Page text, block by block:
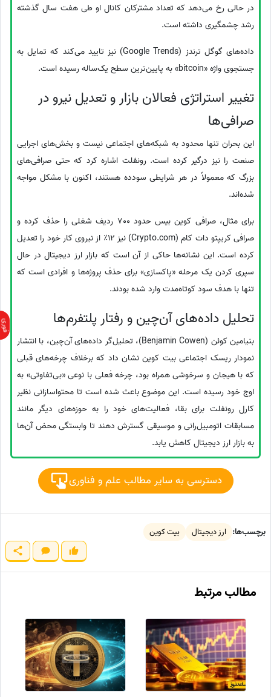
در حالی رخ می‌دهد که تعداد مشترکان کانال او طی هفت سال گذشته
رشد چشمگیری داشته است.
داده‌های گوگل ترندز (Google Trends) نیز تایید می‌کند که تمایل به
جستجوی واژه «bitcoin» به پایین‌ترین سطح یک‌ساله رسیده است.
تغییر استراتژی فعالان بازار و تعدیل نیرو در
صرافی‌ها
این بحران تنها محدود به شبکه‌های اجتماعی نیست و بخش‌های اجرایی
صنعت را نیز درگیر کرده است. رونفلت اشاره کرد که حتی صرافی‌های
بزرگ که معمولاً در هر شرایطی سودده هستند، اکنون با مشکل مواجه
شده‌اند.
برای مثال، صرافی کوین بیس حدود 700 ردیف شغلی را حذف کرده و
صرافی کریپتو دات کام (Crypto.com) نیز 12٪ از نیروی کار خود را تعدیل
کرده است. این نشانه‌ها حاکی از آن است که بازار ارز دیجیتال در حال
سپری کردن یک مرحله «پاکسازی» برای حذف پروژه‌ها و افرادی است که
تنها با هدف سود کوتاه‌مدت وارد شده بودند.
تحلیل داده‌های آن‌چین و رفتار پلتفرم‌ها
بنیامین کوئن (Benjamin Cowen)، تحلیل‌گر داده‌های آن‌چین، با انتشار
نمودار ریسک اجتماعی بیت کوین نشان داد که برخلاف چرخه‌های قبلی
که با هیجان و سرخوشی همراه بود، چرخه فعلی با نوعی «بی‌تفاوتی» به
اوج خود رسیده است. این موضوع باعث شده است تا محتواسازانی نظیر
کارل رونفلت برای بقا، فعالیت‌های خود را به حوزه‌های دیگر مانند
مسابقات اتومبیل‌رانی و موسیقی گسترش دهند تا وابستگی محض آن‌ها
به بازار ارز دیجیتال کاهش یابد.
دسترسی به سایر مطالب علم و فناوری
برچسب‌ها: ارز دیجیتال بیت کوین
مطالب مرتبط